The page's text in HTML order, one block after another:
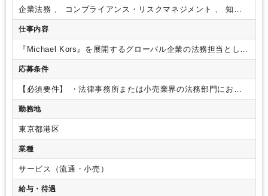
企業法務 、 コンプライアンス・リスクマネジメント 、 知的
財産・特許
仕事内容
『Michael Kors』を展開するグローバル企業の法務担当とし
て、日本・韓国の事業を法務面から支えていただきます。
APAC・Global Legalや外部弁護士と連携しながら、契約審査
務リスク評価・法務相談・日本・韓国における事業活動に関
する法務リスクの評価
務などに関する社内法務相談への対応・法務課題の整理およ
びAPAC Legal・外部弁護士との連携
管理・NDA、サービス契約、店舗契約、マーケティング契約
など各種契約書のレビュー・修正
整・契約書の管理（期限管理、電子保管、データベース運
用）
・契約プロセスの標準化・効率化
業務
・日本・韓国法人の登記関連業務
応募条件
【必須要件】
・法律事務所または小売業界の法務部門におけ
る法務・パラリーガル業務の実務経験（2～3年以上）・契約
書（NDA、商業契約、業務委託契約など）のレビュー・作成・
ションができる方
ュール・タスク管理能力
秘義務を遵守できる方 【歓迎要件】・偽造品対策や知的財産
（商標・著作権など）に関する基礎知識
たは韓国語スキル・ファッション・ラグジュアリー業界での
実務経験・外資系企業での法務経験
勤務地
東京都港区
業種
サービス（流通・小売）
給与・待遇